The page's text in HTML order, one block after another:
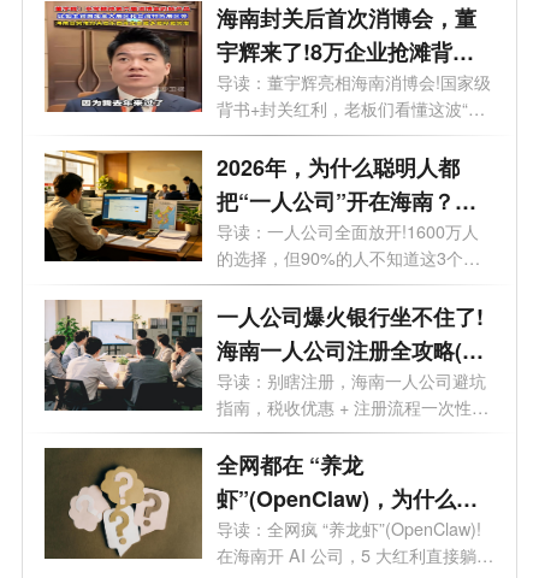
海南封关后首次消博会，董
宇辉来了!8万企业抢滩背后
的超级红利，你还在等什
么？
导读：董宇辉亮相海南消博会!国家级
背书+封关红利，老板们看懂这波“财
富...
2026年，为什么聪明人都
把“一人公司”开在海南？答
案扎心了
导读：一人公司全面放开!1600万人
的选择，但90%的人不知道这3个致
命坑。想开...
一人公司爆火银行坐不住了!
海南一人公司注册全攻略(含
优势+流程)
导读：别瞎注册，海南一人公司避坑
指南，税收优惠 + 注册流程一次性说
透。...
全网都在 “养龙
虾”(OpenClaw)，为什么聪
明人都去海南注册 AI 公司？
导读：全网疯 “养龙虾”(OpenClaw)!
在海南开 AI 公司，5 大红利直接躺